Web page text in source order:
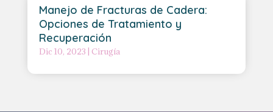
Manejo de Fracturas de Cadera:
Opciones de Tratamiento y
Recuperación
Dic 10, 2023 | Cirugía